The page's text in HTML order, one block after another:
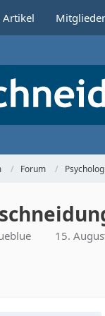
Artikel Mitglieder
Forum
15.